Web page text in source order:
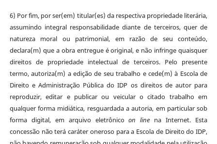
6) Por fim, por ser(em) titular(es) da respectiva propriedade literária,
assumindo integral responsabilidade diante de terceiros, quer de
natureza moral ou patrimonial, em razão de seu conteúdo,
declara(m) que a obra entregue é original, e não infringe quaisquer
direitos de propriedade intelectual de terceiros. Pelo presente
termo, autoriza(m) a edição de seu trabalho e cede(m) à Escola de
Direito e Administração Pública do IDP os direitos de autor para
reproduzir, editar e publicar ou veicular o citado trabalho em
qualquer forma midiática, resguardada a autoria, em particular sob
forma digital, em arquivo eletrônicoon line na Internet. Esta
concessão não terá caráter oneroso para a Escola de Direito do IDP,